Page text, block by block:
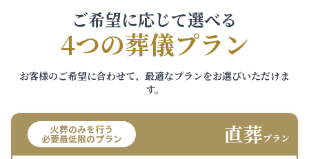
ご希望に応じて選べる
4つの葬儀プラン
お客様のご希望に合わせて、最適なプランをお選びいただけま
す。
火葬のみを行う
必要最低限のプラン 直葬プラン